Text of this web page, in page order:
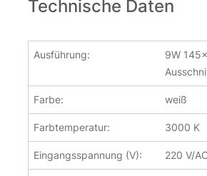
Technische Daten
Ausführung:
9W
Farbe: weiß
Farbtemperatur: 3000 K
Eingangsspannung (V): 220 V/